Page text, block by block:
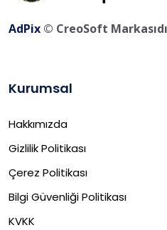
AdPix © CreoSoft
Kurumsal
Hakkımızda
Gizlilik Politikası
Çerez Politikası
Bilgi Güvenliği Politikası
KVKK